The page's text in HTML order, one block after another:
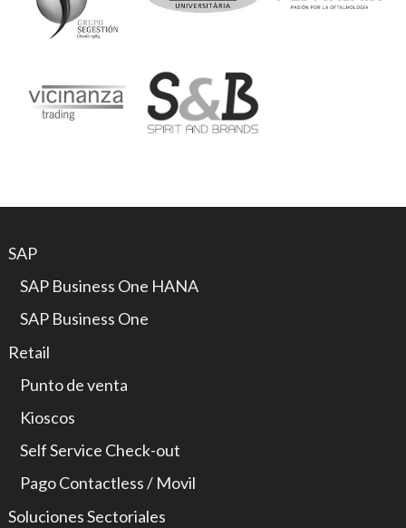
SAP
SAP Business One HANA
SAP Business One
Retail
Punto de venta
Kioscos
Self Service Check-out
Pago Contactless / Movil
Soluciones Sectoriales